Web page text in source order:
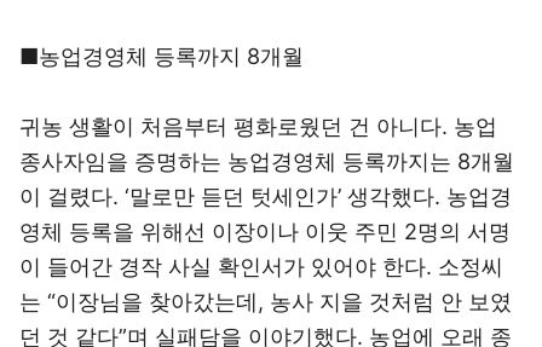
■농업경영체 등록까지 8개월
귀농 생활이 처음부터 평화로웠던 건 아니다. 농업
종사자임을 증명하는 농업경영체 등록까지는 8개월
이 걸렸다. ‘말로만 듣던 텃세인가’ 생각했다. 농업경
영체 등록을 위해선 이장이나 이웃 주민 2명의 서명
이 들어간 경작 사실 확인서가 있어야 한다. 소정씨
는 “이장님을 찾아갔는데, 농사 지을 것처럼 안 보였
던 것 같다”며 실패담을 이야기했다. 농업에 오래 종